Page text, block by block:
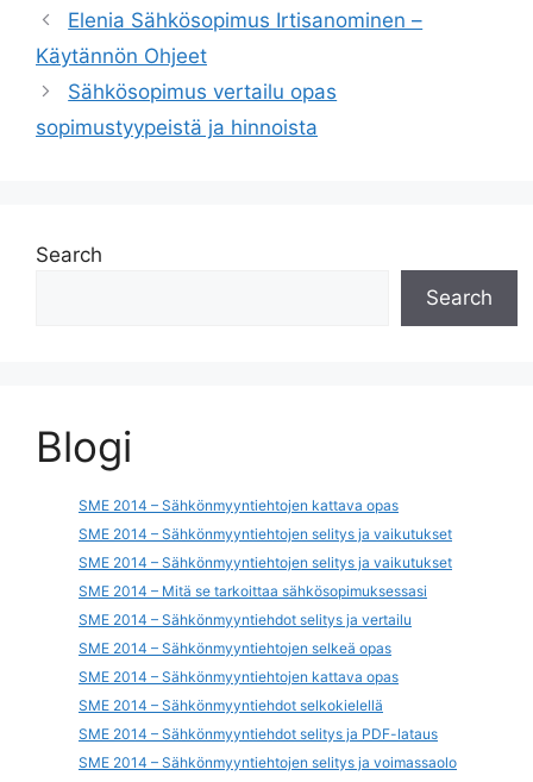
Elenia Sähkösopimus Irtisanominen –
Käytännön Ohjeet
Sähkösopimus vertailu opas
sopimustyypeistä ja hinnoista
Search
Search
Blogi
SME 2014 – Sähkönmyyntiehtojen kattava opas
SME 2014 – Sähkönmyyntiehtojen selitys ja vaikutukset
SME 2014 – Sähkönmyyntiehtojen selitys ja vaikutukset
SME 2014 – Mitä se tarkoittaa sähkösopimuksessasi
SME 2014 – Sähkönmyyntiehdot selitys ja vertailu
SME 2014 – Sähkönmyyntiehtojen selkeä opas
SME 2014 – Sähkönmyyntiehtojen kattava opas
SME 2014 – Sähkönmyyntiehdot selkokielellä
SME 2014 – Sähkönmyyntiehdot selitys ja PDF-lataus
SME 2014 – Sähkönmyyntiehtojen selitys ja voimassaolo